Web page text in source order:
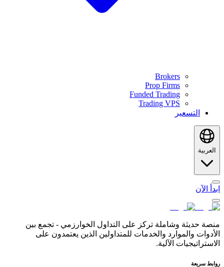
Brokers
Prop Firms
Funded Trading
Trading VPS
التسعير
العربية
ابدأ الآن
منصة حديثة وشاملة تركز على التداول الخوارزمي - تجمع بين
الأدوات والموارد والخدمات للمتداولين الذين يعتمدون على
الاستراتيجيات الآلية.
روابط سريعة